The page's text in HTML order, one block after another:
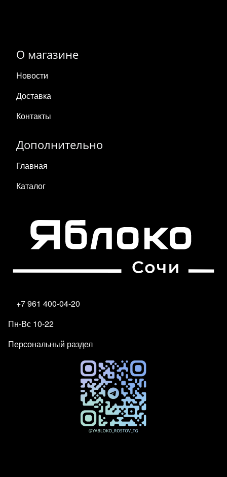
О магазине
Новости
Доставка
Контакты
Дополнительно
Главная
Каталог
+7 961 400-04-20
Пн-Вс 10-22
Персональный раздел